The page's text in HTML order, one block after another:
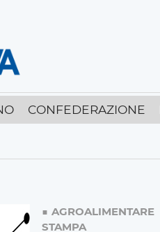
CONFEDERAZIONE
AGROALIMENTARE
STAMPA